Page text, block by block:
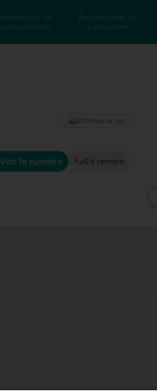
un
Rechercher un
particulier
Voir le numéro S'y rendre
Afficher le fax